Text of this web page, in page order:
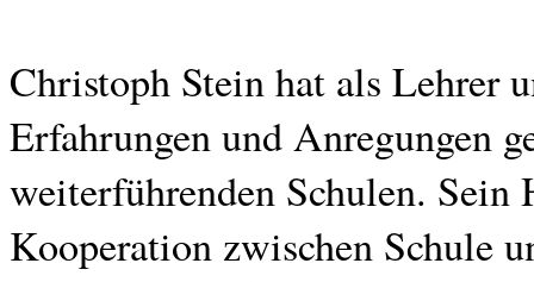
Christoph Stein hat als Lehrer
Erfahrungen und Anregungen
weiterführenden Schulen.
Kooperation zwischen Schule